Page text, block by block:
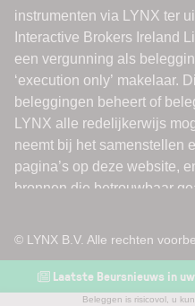
© LYNX B.V. Alle rechten
Laatste Beursnieuws in
Beleggen is risicovol, u